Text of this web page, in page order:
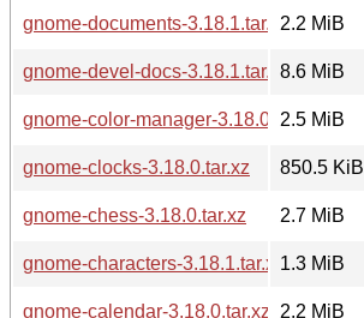
gnome-documents-3.18.1.tar.xz2.2 MiB
gnome-devel-docs-3.18.1.tar.xz8.6 MiB
gnome-color-manager-3.18.0.tar.xz
2.5 MiB
gnome-clocks-3.18.0.tar.xz
850.5 KiB
gnome-chess-3.18.0.tar.xz
2.7 MiB
gnome-characters-3.18.1.tar.xz1.3 MiB
gnome-calendar-3.18.0.tar.xz
2.2 MiB